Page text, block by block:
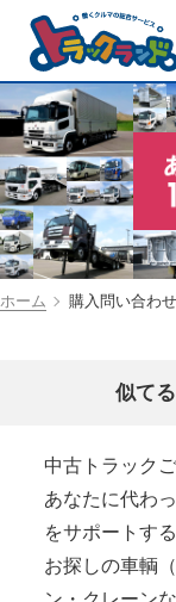
ホーム 購入問い合わ
似て
中古トラック
あなたに代わ
をサポートす
お探しの車輌